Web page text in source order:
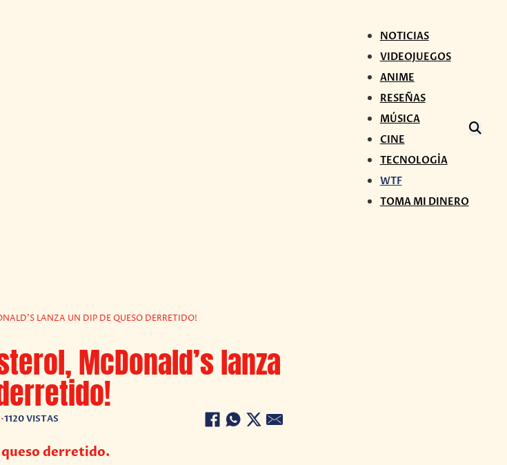
NOTICIAS
VIDEOJUEGOS
ANIME
RESEÑAS
MÚSICA
CINE
TECNOLOGÍA
WTF
TOMA MI DINERO
LANZA UN DIP DE QUESO DERRETIDO!
McDonald’s lanza
•1120 VISTAS
queso derretido.